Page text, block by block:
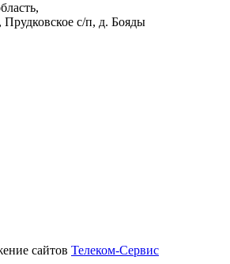
с/п, д. Бояды
сайтов Телеком-Сервис